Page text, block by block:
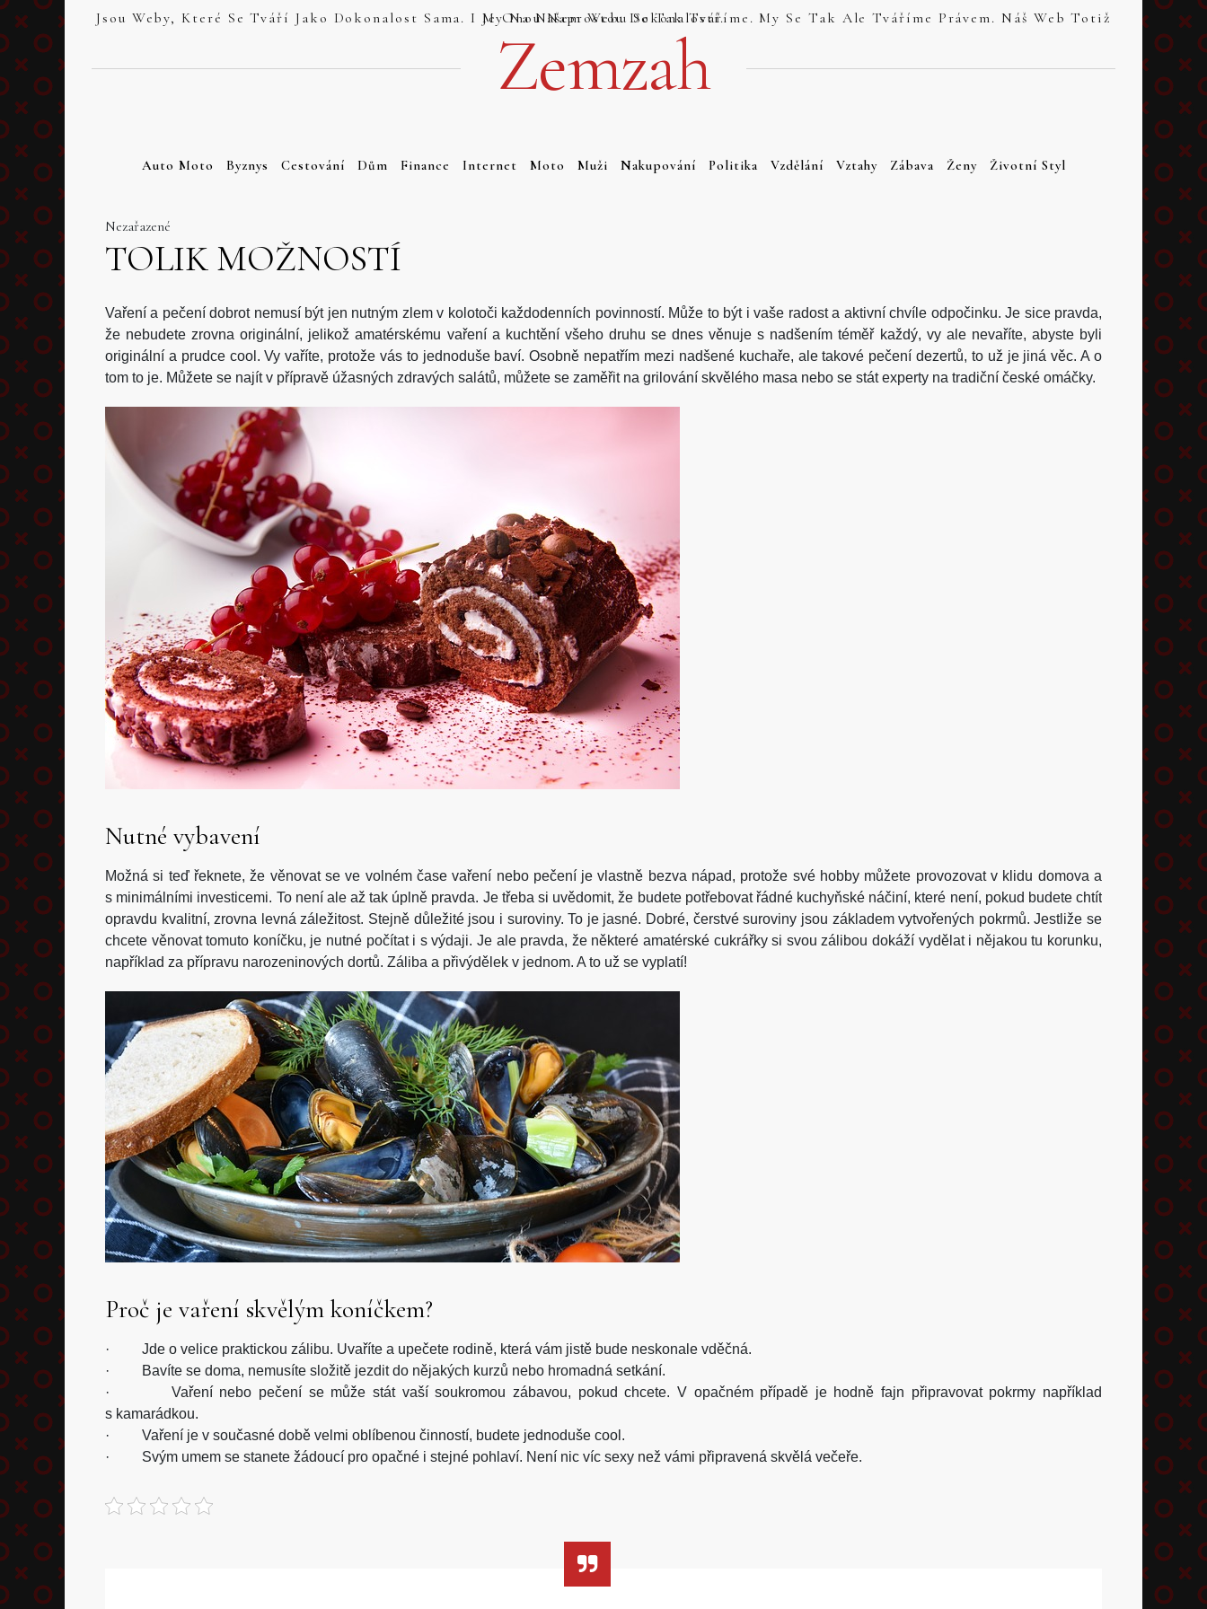
Jsou Weby, Které Se Tváří Jako Dokonalost Sama. I My Na Našem Webu Se Tak Tváříme. My Se Tak Ale Tváříme Právem. Náš Web Totiž Je Onou Naprostou Dokonalostí.
Zemzah
Auto Moto Byznys Cestování Dům Finance Internet Moto Muži Nakupování Politika Vzdělání Vztahy Zábava Ženy Životní Styl
Nezařazené
TOLIK MOŽNOSTÍ
Vaření a pečení dobrot nemusí být jen nutným zlem v kolotoči každodenních povinností. Může to být i vaše radost a aktivní chvíle odpočinku. Je sice pravda,
že nebudete zrovna originální, jelikož amatérskému vaření a kuchtění všeho druhu se dnes věnuje s nadšením téměř každý, vy ale nevaříte, abyste byli
originální a prudce cool. Vy vaříte, protože vás to jednoduše baví. Osobně nepatřím mezi nadšené kuchaře, ale takové pečení dezertů, to už je jiná věc. A o
tom to je. Můžete se najít v přípravě úžasných zdravých salátů, můžete se zaměřit na grilování skvělého masa nebo se stát experty na tradiční české omáčky.
Nutné vybavení
Možná si teď řeknete, že věnovat se ve volném čase vaření nebo pečení je vlastně bezva nápad, protože své hobby můžete provozovat v klidu domova a
s minimálními investicemi. To není ale až tak úplně pravda. Je třeba si uvědomit, že budete potřebovat řádné kuchyňské náčiní, které není, pokud budete chtít
opravdu kvalitní, zrovna levná záležitost. Stejně důležité jsou i suroviny. To je jasné. Dobré, čerstvé suroviny jsou základem vytvořených pokrmů. Jestliže se
chcete věnovat tomuto koníčku, je nutné počítat i s výdaji. Je ale pravda, že některé amatérské cukrářky si svou zálibou dokáží vydělat i nějakou tu korunku,
například za přípravu narozeninových dortů. Záliba a přivýdělek v jednom. A to už se vyplatí!
Proč je vaření skvělým koníčkem?
· Jde o velice praktickou zálibu. Uvaříte a upečete rodině, která vám jistě bude neskonale vděčná.
· Bavíte se doma, nemusíte složitě jezdit do nějakých kurzů nebo hromadná setkání.
· Vaření nebo pečení se může stát vaší soukromou zábavou, pokud chcete. V opačném případě je hodně fajn připravovat pokrmy například
s kamarádkou.
· Vaření je v současné době velmi oblíbenou činností, budete jednoduše cool.
· Svým umem se stanete žádoucí pro opačné i stejné pohlaví. Není nic víc sexy než vámi připravená skvělá večeře.